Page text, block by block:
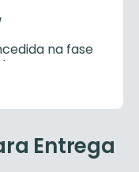
na fase
aprovando
os
de suaEntrega